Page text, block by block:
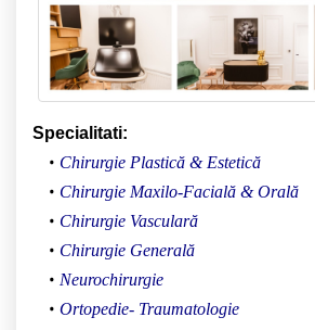
Specialitati:
Chirurgie Plastică & Estetică
Chirurgie Maxilo-Facială& Orală
Chirurgie Vasculară
Chirurgie Generală
Neurochirurgie
Ortopedie- Traumatologie